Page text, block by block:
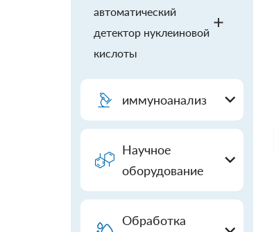
автоматический
детектор нуклеиновой
кислоты
иммуноанализ
Научное
оборудование
Обработка